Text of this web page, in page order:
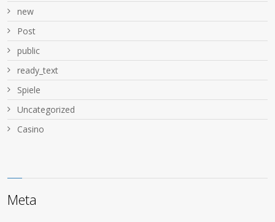
new
Post
public
ready_text
Spiele
Uncategorized
Сasino
Meta